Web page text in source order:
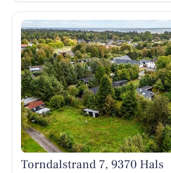
Torndalstrand 7, 9370 Hals